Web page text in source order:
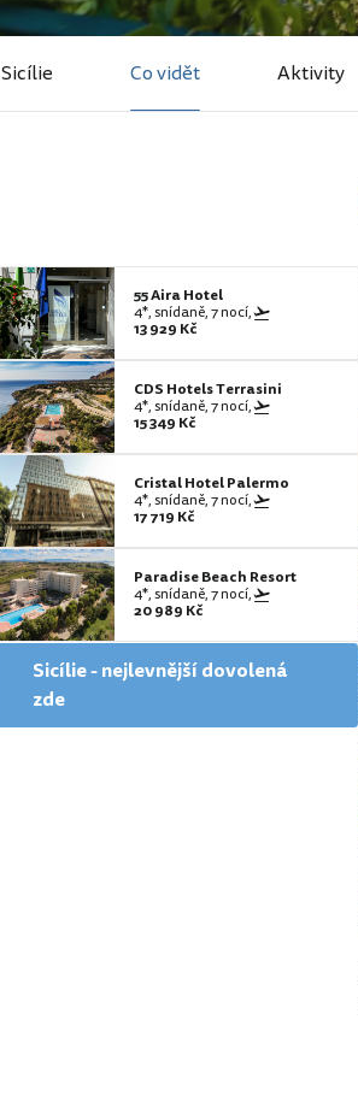
Sicílie Co vidět Aktivity
55 Aira Hotel
4*, snídaně, 7 nocí,
13 929 Kč
CDS Hotels Terrasini
4*, snídaně, 7 nocí,
15 349 Kč
Cristal Hotel Palermo
4*, snídaně, 7 nocí,
17 719 Kč
Paradise Beach Resort
4*, snídaně, 7 nocí,
20 989 Kč
Sicílie - nejlevnější dovolená
zde